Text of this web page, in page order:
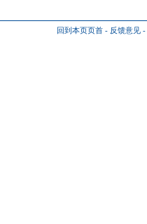
回到本页页首 - 反馈意见 -